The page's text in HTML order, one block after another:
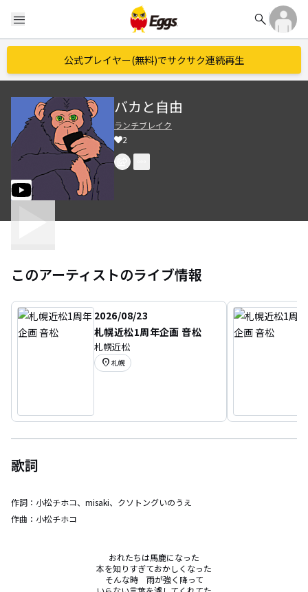
menu search
公式プレイヤー(無料)でサクサク連続再生
バカと自由
ランチブレイク
2
このアーティストのライブ情報
2026/08/23
札幌近松1周年企画 音松
札幌近松
location_on 札幌
歌詞
作詞： 小松チホコ、misaki、クソトングいのうえ
作曲： 小松チホコ
おれたちは馬鹿になった
本を知りすぎておかしくなった
そんな時　雨が強く降って